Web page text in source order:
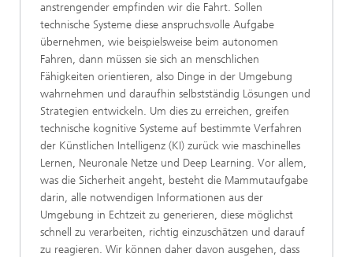
anstrengender empfinden wir die Fahrt. Sollen
technische Systeme diese anspruchsvolle Aufgabe
übernehmen, wie beispielsweise beim autonomen
Fahren, dann müssen sie sich an menschlichen
Fähigkeiten orientieren, also Dinge in der Umgebung
wahrnehmen und daraufhin selbstständig Lösungen und
Strategien entwickeln. Um dies zu erreichen, greifen
technische kognitive Systeme auf bestimmte Verfahren
der Künstlichen Intelligenz (KI) zurück wie maschinelles
Lernen, Neuronale Netze und Deep Learning. Vor allem,
was die Sicherheit angeht, besteht die Mammutaufgabe
darin, alle notwendigen Informationen aus der
Umgebung in Echtzeit zu generieren, diese möglichst
schnell zu verarbeiten, richtig einzuschätzen und darauf
zu reagieren. Wir können daher davon ausgehen, dass